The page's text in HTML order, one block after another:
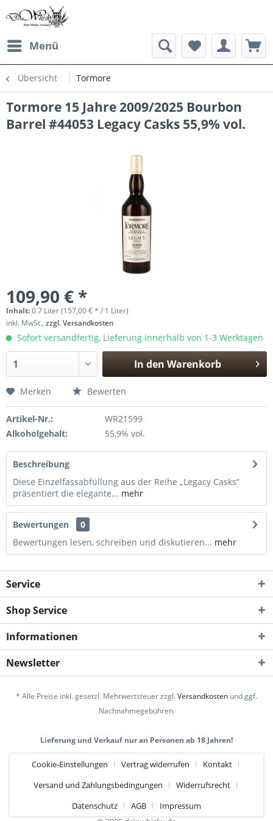
Menü
Übersicht Tormore
Tormore 15 Jahre 2009/2025 Bourbon
Barrel #44053 Legacy Casks 55,9% vol.
109,90 € *
Inhalt:0.7 Liter (157,00 € * / 1 Liter)
inkl. MwSt., zzgl. Versandkosten
Sofort versandfertig, Lieferung innerhalb von 1-3 Werktagen
In den Warenkorb
Merken Bewerten
Artikel-Nr.:
WR21599
Alkoholgehalt:
55,9% vol.
Beschreibung
Diese Einzelfassabfüllung aus der Reihe „Legacy Casks“
präsentiert die elegante... mehr
Bewertungen
0
Bewertungen lesen, schreiben und diskutieren... mehr
Service
Shop Service
Informationen
Newsletter
* Alle Preise inkl. gesetzl. Mehrwertsteuer zzgl.Versandkosten und ggf.
Nachnahmegebühren.
Lieferung und Verkauf nur an Personen ab 18 Jahren!
Cookie-Einstellungen Vertrag widerrufen
Kontakt
Versand und Zahlungsbedingungen
Widerrufsrecht
Datenschutz
AGB
Impressum